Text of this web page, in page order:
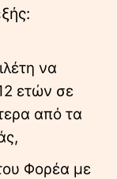
να
ετών σε
από τα
Φορέα με